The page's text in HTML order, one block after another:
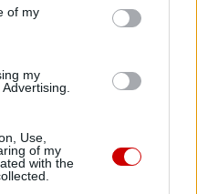
of my
my
Use,
of my
with the